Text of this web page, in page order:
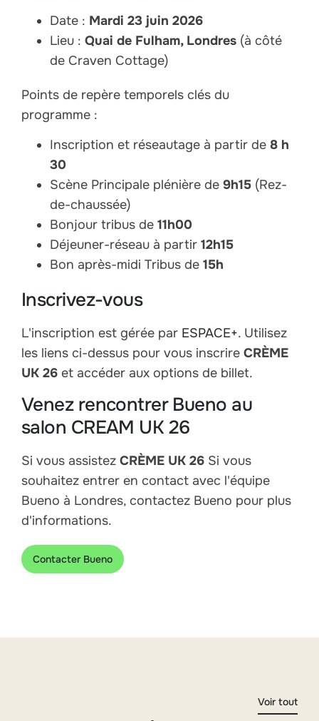
Date : Mardi 23 juin 2026
Lieu : Quai de Fulham, Londres (à côté
de Craven Cottage)
Points de repère temporels clés du
programme :
Inscription et réseautage à partir de 8 h
30
Scène Principale plénière de 9h15 (Rez-
de-chaussée)
Bonjour tribus de 11h00
Déjeuner-réseau à partir 12h15
Bon après-midi Tribus de 15h
Inscrivez-vous
L'inscription est gérée par ESPACE+. Utilisez
les liens ci-dessus pour vous inscrire CRÈME
UK 26 et accéder aux options de billet.
Venez rencontrer Bueno au
salon CREAM UK 26
Si vous assistez CRÈME UK 26 Si vous
souhaitez entrer en contact avec l'équipe
Bueno à Londres, contactez Bueno pour plus
d'informations.
Contacter Bueno
Voir tout